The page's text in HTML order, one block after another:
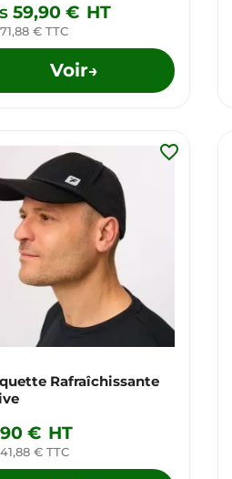
59,90 € HT
€ TTC
Voir→
Rafraîchissante
€ HT
€ TTC
favorite_border